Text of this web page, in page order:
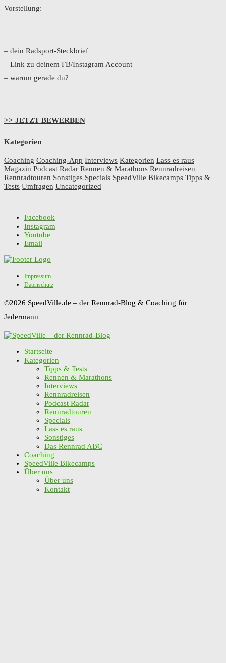
Vorstellung:
– dein Radsport-Steckbrief
– Link zu deinem FB/Instagram Account
– warum gerade du?
>> JETZT BEWERBEN
Kategorien
Coaching Coaching-App Interviews Kategorien Lass es raus
Magazin Podcast Radar Rennen & Marathons Rennradreisen
Rennradtouren Sonstiges Specials SpeedVille Bikecamps Tipps &
Tests Umfragen Uncategorized
Facebook
Instagram
Youtube
Email
Impressum
Datenschutz
©2026 SpeedVille.de – der Rennrad-Blog & Coaching für
Jedermann
Startseite
Kategorien
Tipps & Tests
Rennen & Marathons
Interviews
Rennradreisen
Podcast Radar
Rennradtouren
Specials
Lass es raus
Sonstiges
Das Rennrad ABC
Coaching
SpeedVille Bikecamps
Über uns
Über uns
Kontakt